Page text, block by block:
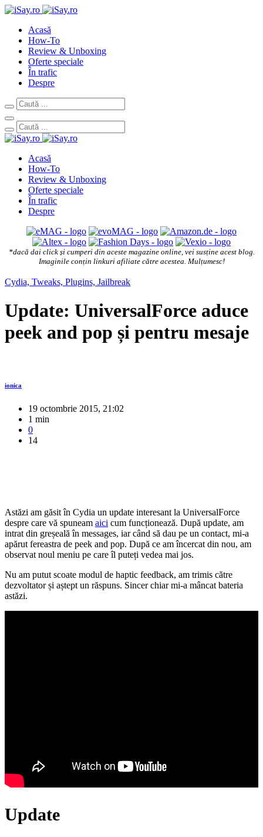
Acasă
How-To
Review & Unboxing
Oferte speciale
În trafic
Despre
Acasă
How-To
Review & Unboxing
Oferte speciale
În trafic
Despre
*dacă dai click și cumperi din aceste magazine online, vei susține acest blog.
Imaginile conțin linkuri afiliate către acestea. Mulțumesc!
Cydia, Tweaks, Plugins, Jailbreak
Update: UniversalForce aduce
peek and pop și pentru mesaje
ionica
19 octombrie 2015, 21:02
1 min
0
14
Astăzi am găsit în Cydia un update interesant la UniversalForce
despre care vă spuneam aici cum funcționează. După update, am
intrat din greșeală în messages, iar când să dau pe un contact, mi-a
apărut fereastra de peek and pop. După ce am încercat din nou, am
observat noul meniu pe care îl puteți vedea mai jos.
Nu am putut scoate modul de haptic feedback, am trimis către
dezvoltator și aștept un răspuns. Sincer chiar mi-a mâncat bateria
astăzi.
Update